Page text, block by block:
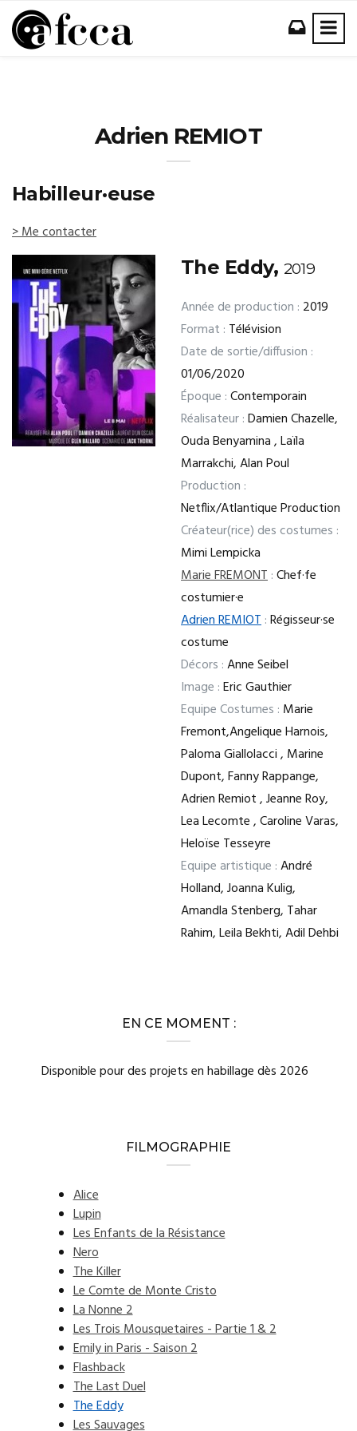
Adrien REMIOT
Habilleur·euse
> Me contacter
The Eddy, 2019
Année de production : 2019
Format : Télévision
Date de sortie/diffusion :
01/06/2020
Époque :Contemporain
Réalisateur :Damien Chazelle,
Ouda Benyamina , Laïla
Marrakchi, Alan Poul
Production :
Netflix/Atlantique Production
Créateur(rice) des costumes :
Mimi Lempicka
Marie FREMONT:Chef·fe
costumier·e
Adrien REMIOT:Régisseur·se
costume
Décors :Anne Seibel
Image :Eric Gauthier
Equipe Costumes : Marie
Fremont,Angelique Harnois,
Paloma Giallolacci , Marine
Dupont, Fanny Rappange,
Adrien Remiot , Jeanne Roy,
Lea Lecomte , Caroline Varas,
Heloïse Tesseyre
Equipe artistique :André
Holland, Joanna Kulig,
Amandla Stenberg, Tahar
Rahim, Leila Bekhti, Adil Dehbi
EN CE MOMENT :
Disponible pour des projets en habillage dès 2026
FILMOGRAPHIE
Alice
Lupin
Les Enfants de la Résistance
Nero
The Killer
Le Comte de Monte Cristo
La Nonne 2
Les Trois Mousquetaires - Partie 1 & 2
Emily in Paris - Saison 2
Flashback
The Last Duel
The Eddy
Les Sauvages